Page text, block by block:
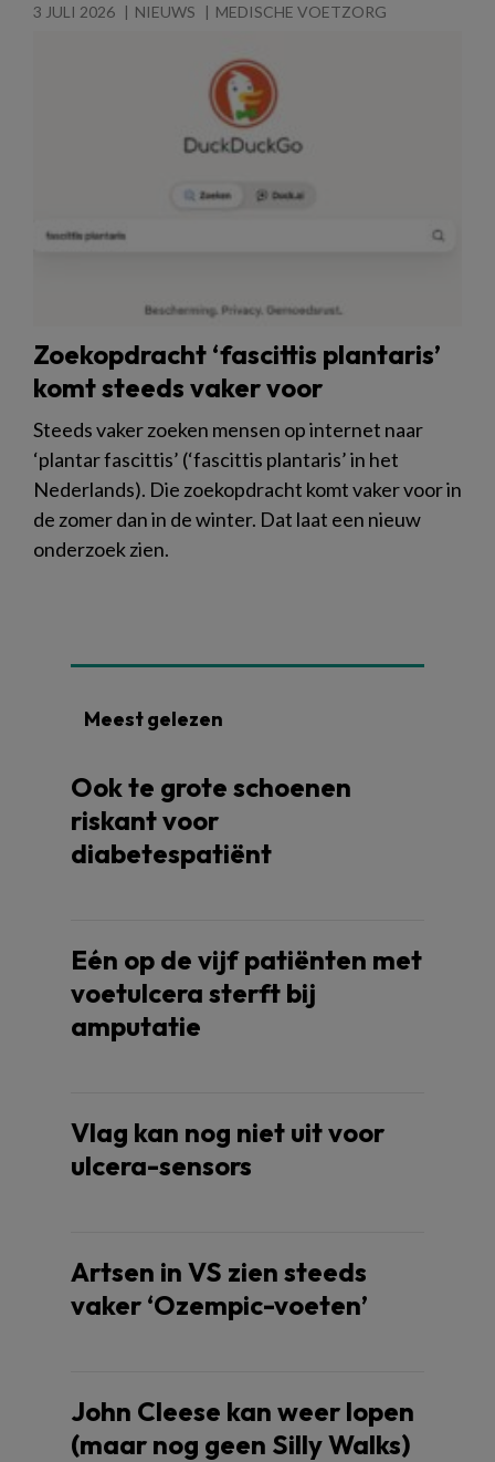
3 JULI 2026 NIEUWS MEDISCHE VOETZORG
Zoekopdracht ‘fascittis plantaris’
komt steeds vaker voor
Steeds vaker zoeken mensen op internet naar
‘plantar fascittis’ (‘fascittis plantaris’ in het
Nederlands). Die zoekopdracht komt vaker voor in
de zomer dan in de winter. Dat laat een nieuw
onderzoek zien.
Meest gelezen
Ook te grote schoenen
riskant voor
diabetespatiënt
Eén op de vijf patiënten met
voetulcera sterft bij
amputatie
Vlag kan nog niet uit voor
ulcera-sensors
Artsen in VS zien steeds
vaker ‘Ozempic-voeten’
John Cleese kan weer lopen
(maar nog geen Silly Walks)